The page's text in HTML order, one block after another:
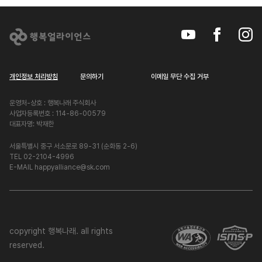
개인정보 처리방침 문의하기 이메일 무단 수집 거부
운영처-상호 : 행복나래 주식회사
사업자등록번호 : 114-86-00579
대표자명: 박재한
서울특별시 중구 서소문로 89-31 (순화동 2-6)
TEL 02-2104-4996
E-MAIL happyalliance@sk.com
copyright 행복나래. all rights
reserved.